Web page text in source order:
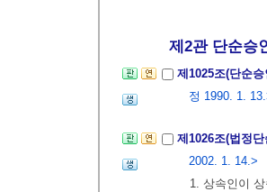
제2관 단순승
제1025조(단순
정 1990. 1.
제1026조(법정
2002. 1. 14.>
1. 상속인이